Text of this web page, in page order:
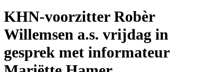
KHN-voorzitter Robèr
Willemsen a.s. vrijdag in
gesprek met informateur